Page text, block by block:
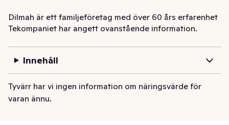
Dilmah är ett familjeföretag med över 60 års erfarenhet
av teproduktion. Engagemanget, kunskapen och inte
storleken så brinner man för det småskaliga och har ett
stor del av sin vinst till välgörenhet för att främja
levnadsvillkor och miljö på Sri Lanka.
Tekompaniet har angett ovanstående information.
Innehåll
Tyvärr har vi ingen information om näringsvärde för
varan ännu.